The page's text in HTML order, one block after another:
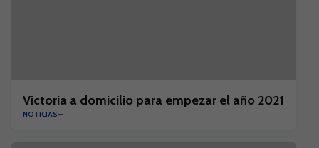
Victoria a domicilio para empezar el año 2021
NOTICIAS